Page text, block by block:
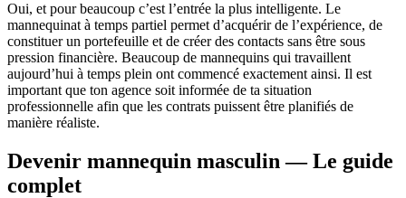
Oui, et pour beaucoup c’est l’entrée la plus intelligente. Le
mannequinat à temps partiel permet d’acquérir de l’expérience, de
constituer un portefeuille et de créer des contacts sans être sous
pression financière. Beaucoup de mannequins qui travaillent
aujourd’hui à temps plein ont commencé exactement ainsi. Il est
important que ton agence soit informée de ta situation
professionnelle afin que les contrats puissent être planifiés de
manière réaliste.
Devenir mannequin masculin — Le guide
complet